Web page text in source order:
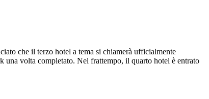
che il terzo hotel a tema si chiamerà ufficialmente
volta completato. Nel frattempo, il quarto hotel è entrato